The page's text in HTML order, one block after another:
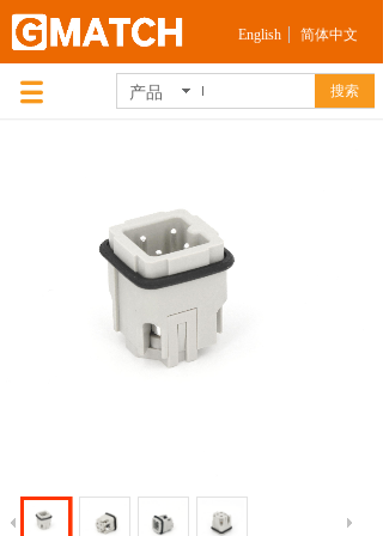
English 简体中文
产品 搜索